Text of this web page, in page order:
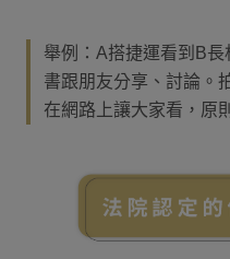
舉例：A搭捷運看到B
書跟朋友分享、討論。
在網路上讓大家看，原